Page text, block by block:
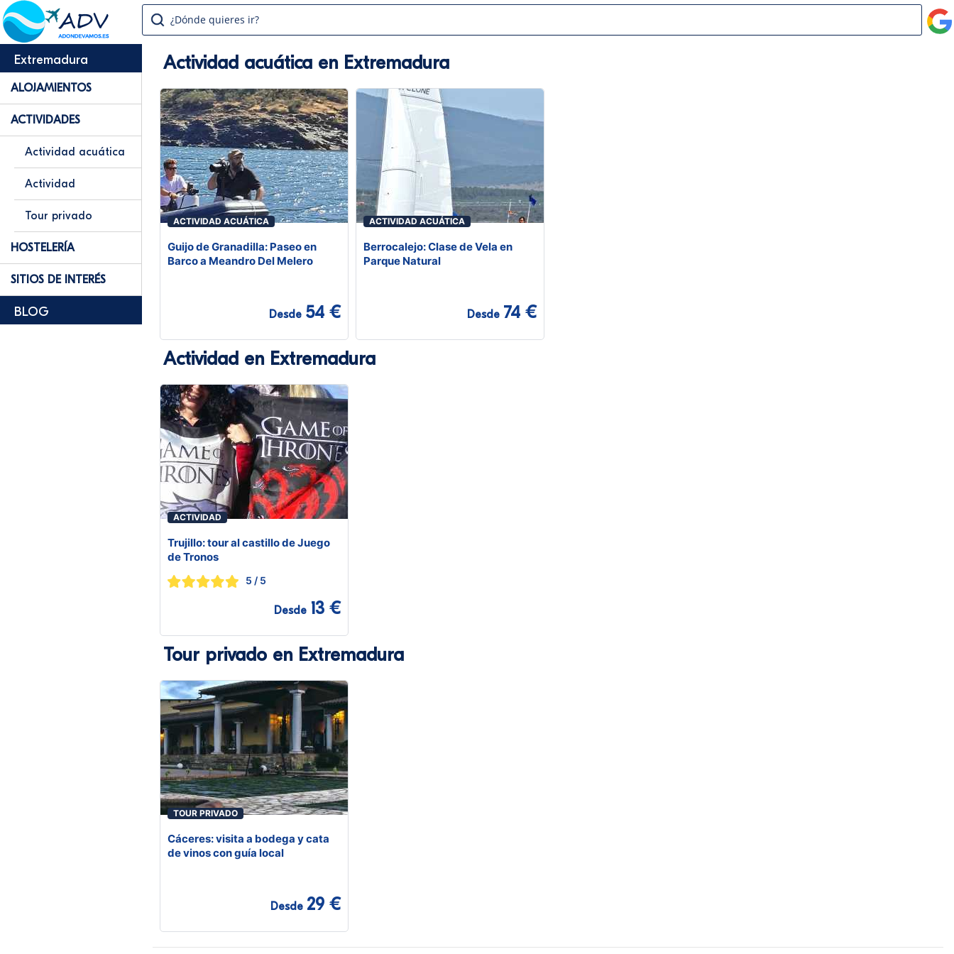
¿Dónde quieres ir?
Extremadura
ALOJAMIENTOS
ACTIVIDADES
Actividad acuática
Actividad
Tour privado
HOSTELERÍA
SITIOS DE INTERÉS
BLOG
Actividad acuática en Extremadura
ACTIVIDAD ACUÁTICA
Guijo de Granadilla: Paseo en
Barco a Meandro Del Melero
Desde 54 €
ACTIVIDAD ACUÁTICA
Berrocalejo: Clase de Vela en
Parque Natural
Desde 74 €
Actividad en Extremadura
ACTIVIDAD
Trujillo: tour al castillo de Juego
de Tronos
5 / 5
Desde 13 €
Tour privado en Extremadura
TOUR PRIVADO
Cáceres: visita a bodega y cata
de vinos con guía local
Desde 29 €